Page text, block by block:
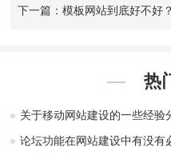
下一篇：模板网站到底好不好？
热
关于移动网站建设的一些经验